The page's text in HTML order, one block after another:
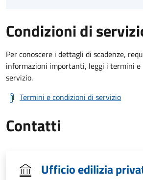
Condizioni di
Per conoscere i dettagli di scadenze,
informazioni importanti, leggi i termini e
servizio.
Termini e condizioni di servizio
Contatti
Ufficio edilizia